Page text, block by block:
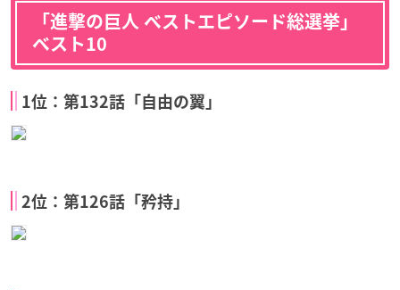
「進撃の巨人 べストエピソード総選挙」
ベスト10
1位：第132話「自由の翼」
2位：第126話「矜持」